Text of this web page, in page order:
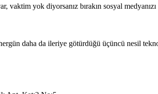
vaktim yok diyorsanız bırakın sosyal
daha da ileriye götürdüğü üçüncü nesil